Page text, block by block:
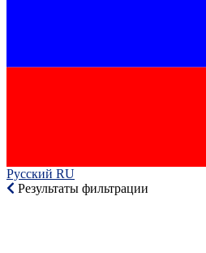
Русский RU‎
Результаты фильтрации